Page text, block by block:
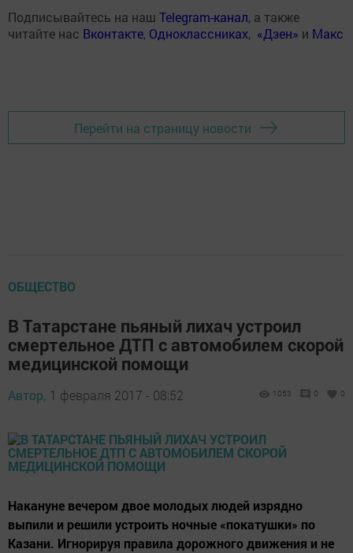
Подписывайтесь на наш Telegram-канал, а также
читайте нас Вконтакте, Одноклассниках, «Дзен» и Макс
Перейти на страницу новости
ОБЩЕСТВО
В Татарстане пьяный лихач устроил
смертельное ДТП с автомобилем скорой
медицинской помощи
Автор, 1 февраля 2017 - 08:52 1053 0 0
Накануне вечером двое молодых людей изрядно
выпили и решили устроить ночные «покатушки» по
Казани. Игнорируя правила дорожного движения и не